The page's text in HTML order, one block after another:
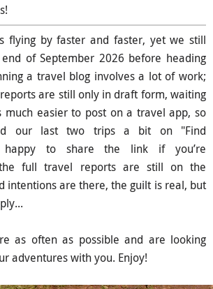
flying by faster and faster, yet we still
of September 2026 before heading
a travel blog involves a lot of work;
are still only in draft form, waiting
easier to post on a travel app, so
our last two trips a bit on "Find
happy to share the link if you’re
full travel reports are still on the
intentions are there, the guilt is real, but
as often as possible and are looking
adventures with you. Enjoy!